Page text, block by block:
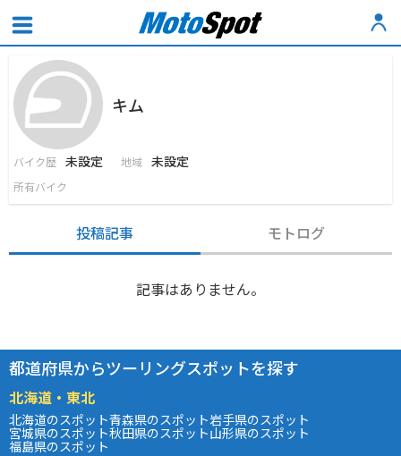
キム
バイク歴 未設定 地域 未設定
所有バイク
投稿記事 モトログ
記事はありません。
都道府県からツーリングスポットを探す
北海道・東北
北海道のスポット青森県のスポット岩手県のスポット
宮城県のスポット秋田県のスポット山形県のスポット
福島県のスポット